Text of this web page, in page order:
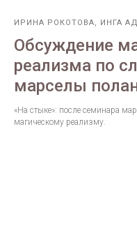
ИРИНА РОКОТОВА, ИНГА
Обсуждение
реализма по
марселы
«На стыке»: после семинара
магическому реализму.